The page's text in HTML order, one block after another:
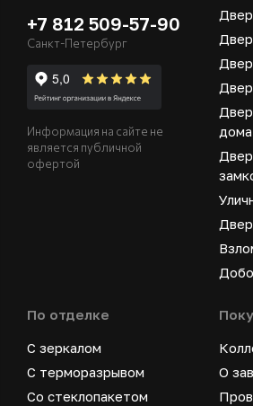
+7 812 509-57-90
Санкт-Петербург
Информация на сайте не
является публичной
офертой
дома
По отделке
С зеркалом
С терморазрывом
Со стеклопакетом
О